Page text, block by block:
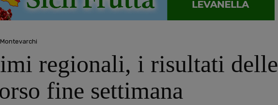
Montevarchi
regionali, i risultati delle
fine settimana